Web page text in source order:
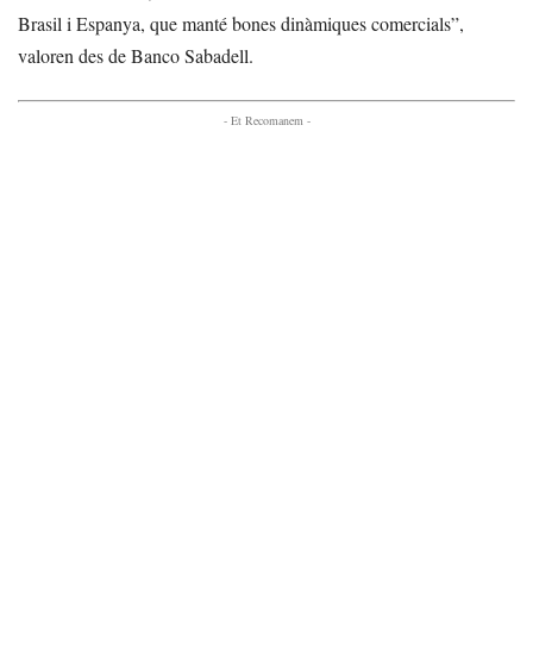
Brasil i Espanya, que manté bones dinàmiques comercials”,
valoren des de Banco Sabadell.
- Et Recomanem -